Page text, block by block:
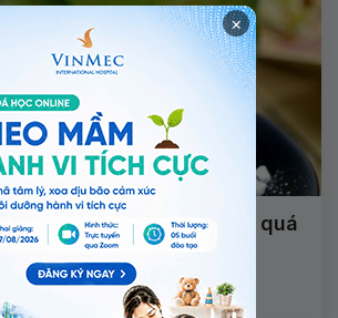
bột sắn dây, cho thứ này quá
nhiệt miệng, tiểu đường
×